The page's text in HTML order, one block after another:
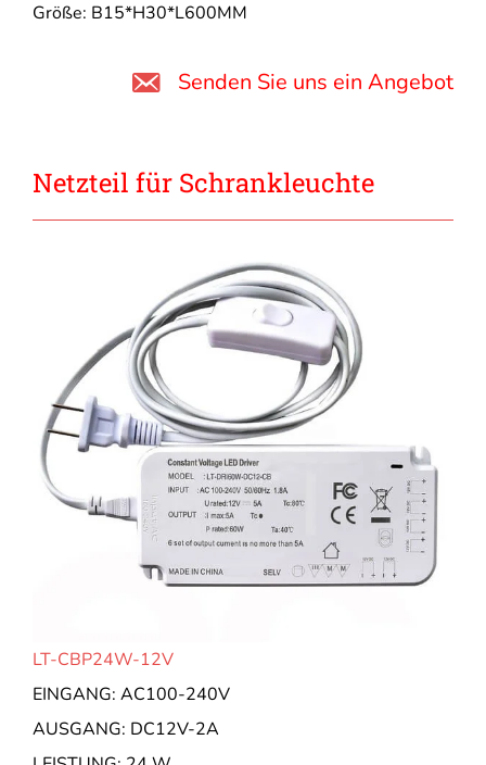
Größe: B15*H30*L600MM
Senden Sie uns ein Angebot
Netzteil für Schrankleuchte
LT-CBP24W-12V
EINGANG: AC100-240V
AUSGANG: DC12V-2A